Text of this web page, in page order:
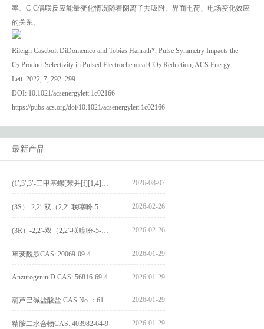
率、C-C偶联反应能量变化情况随着阴离子共吸附、界面电荷、电场变化效应
的关系。
Rileigh Casebolt DiDomenico and Tobias Hanrath*, Pulse Symmetry Impacts the
C2 Product Selectivity in Pulsed Electrochemical CO2 Reduction, ACS Energy
Lett. 2022, 7, 292–299
DOI: 10.1021/acsenergylett.1c02166
https://pubs.acs.org/doi/10.1021/acsenergylett.1c02166
最新产品
2026-08-07
2026-02-26
2026-02-26
荜茇酰胺CAS: 20069-09-4 2026-01-29
Anzurogenin D CAS: 56816-69-4 2026-01-29
2026-01-29
精胺二水合物CAS: 403982-64-9 2026-01-29